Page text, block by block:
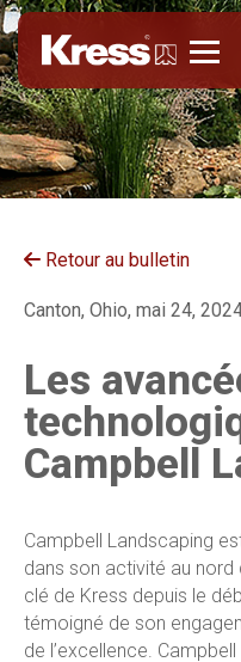
Retour au bulletin
Canton, Ohio, mai 24,
Les
Campbell
Campbell Landscaping
dans son activité au nord
clé de Kress depuis le
témoigné de son
de l’excellence.